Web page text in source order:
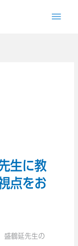
メ
生に教
点をお
鶴延先生の